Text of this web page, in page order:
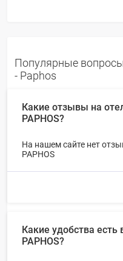
Популярные
- Paphos
Какие отзывы на
PAPHOS?
На нашем сайте нет
PAPHOS
Какие удобства есть
PAPHOS?